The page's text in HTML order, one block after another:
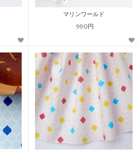
マリンワールド
990円